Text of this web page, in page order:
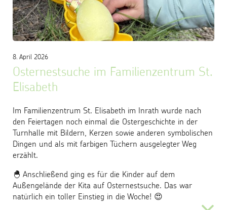
Osternestsuche im Familienzentrum St.
Elisabeth
8. April 2026
Im Familienzentrum St. Elisabeth im Inrath wurde nach
den Feiertagen noch einmal die Ostergeschichte in der
Turnhalle mit Bildern, Kerzen sowie anderen symbolischen
Dingen und als mit farbigen Tüchern ausgelegter Weg
erzählt.
🐣 Anschließend ging es für die Kinder auf dem
Außengelände der Kita auf Osternestsuche. Das war
natürlich ein toller Einstieg in die Woche! 😍